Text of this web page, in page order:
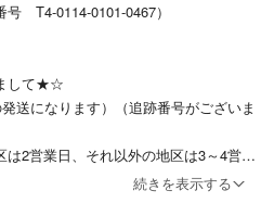
号 T4-0114-0101-0467）
して★☆
送になります）（追跡番号がございま
2営業日、それ以外の地区は3～4営業
続きを表示する